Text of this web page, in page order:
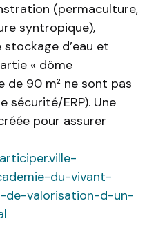
(permaculture,
syntropique),
d’eau et
« dôme
de 90 m² ne sont pas
sécurité/ERP). Une
pour assurer
du-vivant-
valorisation-d-un-